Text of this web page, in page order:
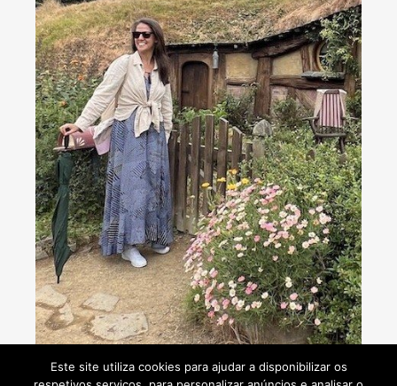
Este site utiliza cookies para ajudar a disponibilizar os